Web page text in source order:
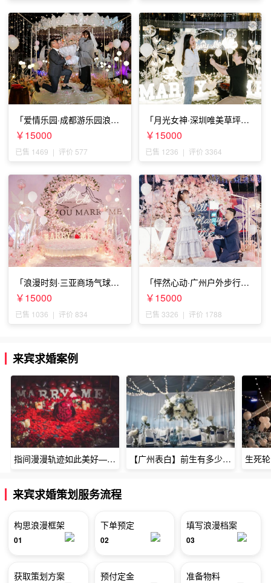
「爱情乐园·成都游乐园浪漫
求婚」
￥15000
已售 1469 | 评价 577
「月光女神·深圳唯美草坪浪
漫求婚」
￥15000
已售 1236 | 评价 3364
「浪漫时刻·三亚商场气球雨
惊喜求婚」
￥15000
已售 1036 | 评价 834
「怦然心动·广州户外步行街
求婚」
￥15000
已售 3326 | 评价 1788
来宾求婚案例
指间漫漫轨迹如此美好——深圳烈焰玫瑰生日惊喜 【广州表白】前生有多少未尽的缘7张
来宾求婚策划服务流程
构思浪漫框架
01
下单预定
02
填写浪漫档案
03
获取策划方案 预付定金 准备物料